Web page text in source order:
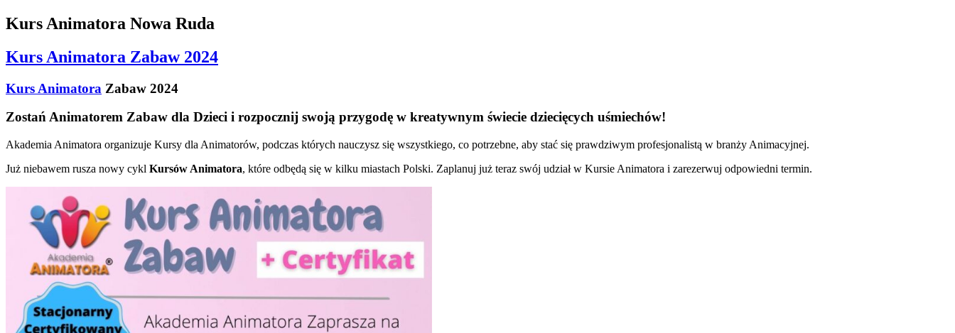
Kurs Animatora Nowa Ruda
Kurs Animatora Zabaw 2024
Kurs Animatora Zabaw 2024
Zostań Animatorem Zabaw dla Dzieci i rozpocznij swoją przygodę w kreatywnym świecie dziecięcych uśmiechów!
Akademia Animatora organizuje Kursy dla Animatorów, podczas których nauczysz się wszystkiego, co potrzebne, aby stać się prawdziwym profesjonalistą w branży Animacyjnej.
Już niebawem rusza nowy cykl Kursów Animatora, które odbędą się w kilku miastach Polski. Zaplanuj już teraz swój udział w Kursie Animatora i zarezerwuj odpowiedni termin.